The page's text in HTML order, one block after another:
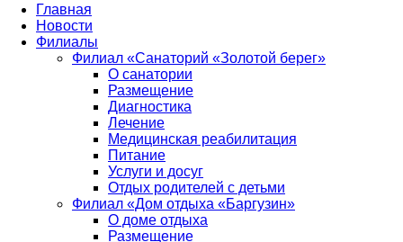
Главная
Новости
Филиалы
Филиал «Санаторий «Золотой берег»
О санатории
Размещение
Диагностика
Лечение
Медицинская реабилитация
Питание
Услуги и досуг
Отдых родителей с детьми
Филиал «Дом отдыха «Баргузин»
О доме отдыха
Размещение